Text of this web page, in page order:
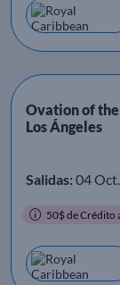
Ovation of the
Los Ángeles
Salidas: 04
50$ de Crédito